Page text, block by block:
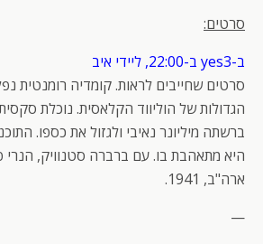
סרטים:
ב-yes3 ב-22:00, ליידי איב
סרטים שחייבים לראות. קומדיה רומנטית
הגדולות של הוליווד הקלאסית. נוכלת
ברשתה מיליונר נאיבי ולגזול את כספו.
היא מתאהבת בו. עם ברברה סטנוויק, הנרי
ארה"ב, 1941.
—